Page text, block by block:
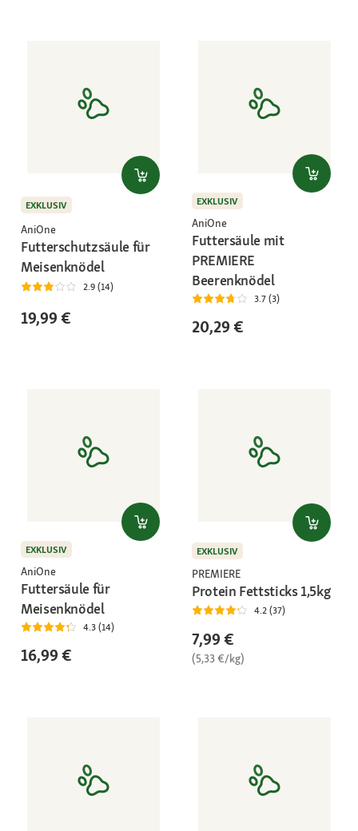
EXKLUSIV
AniOne
Futterschutzsäule für
Meisenknödel
2.9 (14)
19,99 €
EXKLUSIV
AniOne
Futtersäule mit
PREMIERE
Beerenknödel
3.7 (3)
20,29 €
EXKLUSIV
AniOne
Futtersäule für
Meisenknödel
4.3 (14)
16,99 €
EXKLUSIV
PREMIERE
Protein Fettsticks 1,5kg
4.2 (37)
7,99 €
(5,33 €/kg)